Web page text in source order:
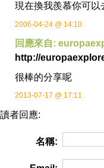
現在換我羨慕你可以
2006-04-24 @ 14:10
回應來自:
http://
很棒的分享呢
2013-07-17 @ 17:11
讀者回應:
名稱: